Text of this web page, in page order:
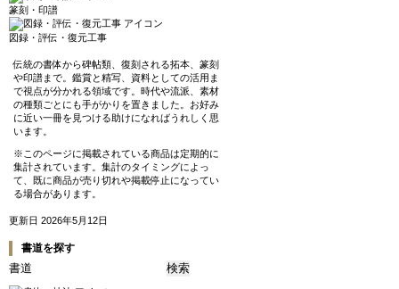
篆刻・印譜
図録・評伝・復元工事
伝統の書体から碑帖類、復刻される拓本、篆刻
や印譜まで。鑑賞と精写、資料としての活用ま
で視点が分かれる領域です。時代や流派、素材
の種類ごとにも手がかりを置きました。お好み
に近い一冊を見つける助けになればうれしく思
います。
※このページに掲載されている商品は定期的に
集計されています。集計のタイミングによっ
て、既に商品が売り切れや掲載停止になってい
る場合があります。
更新日 2026年5月12日
書道を探す